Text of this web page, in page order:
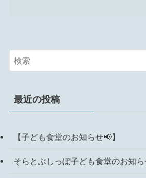
最近の投稿
【子ども食堂のお知らせ📢】
そらとぶしっぽ子ども食堂のお知